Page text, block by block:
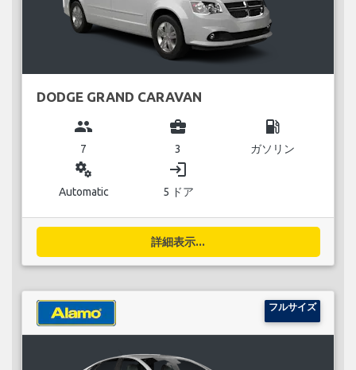
DODGE GRAND CARAVAN
group
7
business_center
3
local_gas_station
ガソリン
miscellaneous_services
Automatic
login
5 ドア
詳細表示...
フルサイズ